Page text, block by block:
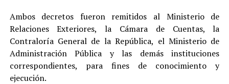
Ambos decretos fueron remitidos al Ministerio de
Relaciones Exteriores, la Cámara de Cuentas, la
Contraloría General de la República, el Ministerio de
Administración Pública y las demás instituciones
correspondientes, para fines de conocimiento y
ejecución.